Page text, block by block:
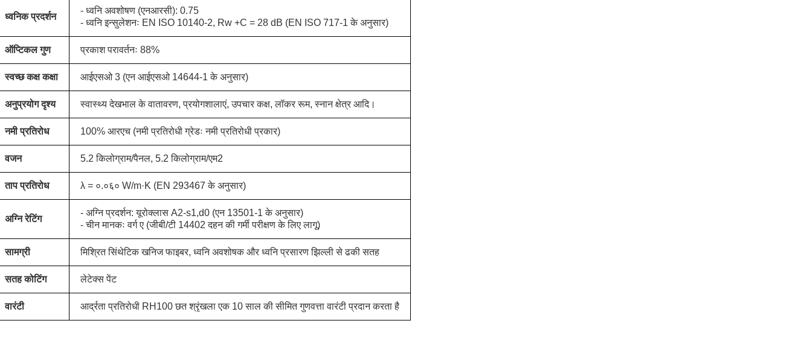
ध्वनिक प्रदर्शन
- ध्वनि अवशोषण (एनआरसी): 0.75
- ध्वनि इन्सुलेशनः EN ISO 10140-2, Rw +C = 28 dB (EN ISO 717-1 के अनुसार)
ऑप्टिकल गुण प्रकाश परावर्तनः 88%
स्वच्छ कक्ष कक्षा आईएसओ 3 (एन आईएसओ 14644-1 के अनुसार)
अनुप्रयोग दृश्य स्वास्थ्य देखभाल के वातावरण, प्रयोगशालाएं, उपचार कक्ष, लॉकर रूम, स्नान क्षेत्र आदि।
नमी प्रतिरोध 100% आरएच (नमी प्रतिरोधी ग्रेडः नमी प्रतिरोधी प्रकार)
वजन 5.2 किलोग्राम/पैनल, 5.2 किलोग्राम/एम2
ताप प्रतिरोध λ = ०.०६० W/m·K (EN 293467 के अनुसार)
अग्नि रेटिंग
- अग्नि प्रदर्शन: यूरोक्लास A2-s1,d0 (एन 13501-1 के अनुसार)
- चीन मानकः वर्ग ए (जीबी/टी 14402 दहन की गर्मी परीक्षण के लिए लागू)
सामग्री मिश्रित सिंथेटिक खनिज फाइबर, ध्वनि अवशोषक और ध्वनि प्रसारण झिल्ली से ढकी सतह
सतह कोटिंग लेटेक्स पेंट
वारंटी आर्द्रता प्रतिरोधी RH100 छत श्रृंखला एक 10 साल की सीमित गुणवत्ता वारंटी प्रदान करता है